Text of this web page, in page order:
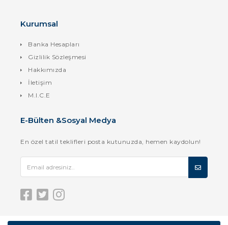
Kurumsal
Banka Hesapları
Gizlilik Sözleşmesi
Hakkımızda
İletişim
M.I.C.E
E-Bülten &Sosyal Medya
En özel tatil teklifleri posta kutunuzda, hemen kaydolun!